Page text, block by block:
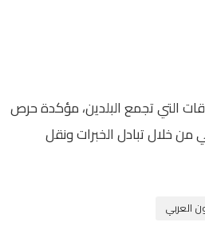
التي تجمع البلدين، مؤكدة حرص
من خلال تبادل الخبرات ونقل
العربي